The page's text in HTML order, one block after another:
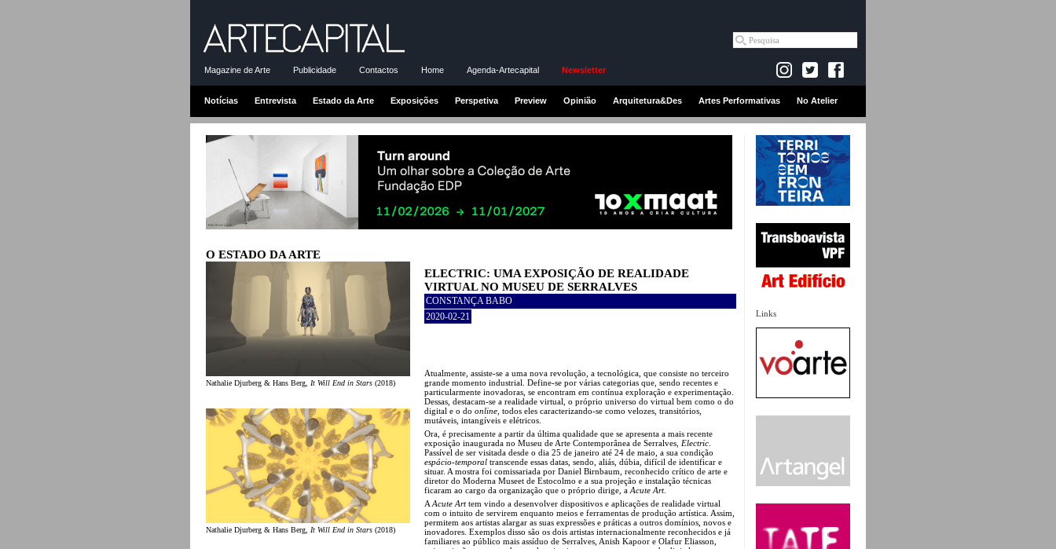
Magazine de Arte Publicidade Contactos Home Agenda-Artecapital Newsletter
Notícias Entrevista Estado da Arte Exposições Perspetiva Preview Opinião Arquitetura&Des Artes Performativas No Atelier
Links
O ESTADO DA ARTE
Nathalie Djurberg & Hans Berg, It Will End in Stars (2018)
Nathalie Djurberg & Hans Berg, It Will End in Stars (2018)
ELECTRIC: UMA EXPOSIÇÃO DE REALIDADE
VIRTUAL NO MUSEU DE SERRALVES
CONSTANÇA BABO
2020-02-21
Atualmente, assiste-se a uma nova revolução, a tecnológica, que consiste no terceiro
grande momento industrial. Define-se por várias categorias que, sendo recentes e
particularmente inovadoras, se encontram em contínua exploração e experimentação.
Dessas, destacam-se a realidade virtual, o próprio universo do virtual bem como o do
digital e o do online , todos eles caracterizando-se como velozes, transitórios,
mutáveis, intangíveis e elétricos.
Ora, é precisamente a partir da última qualidade que se apresenta a mais recente
exposição inaugurada no Museu de Arte Contemporânea de Serralves, Electric
Passível de ser visitada desde o dia 25 de janeiro até 24 de maio, a sua condição
espácio-temporal transcende essas datas, sendo, aliás, dúbia, difícil de identificar e
situar. A mostra foi comissariada por Daniel Birnbaum, reconhecido crítico de arte e
diretor do Moderna Museet de Estocolmo e a sua projeção e instalação técnicas
ficaram ao cargo da organização que o próprio dirige, a Acute Art.
A Acute Arttem vindo a desenvolver dispositivos e aplicações de realidade virtual
com o intuito de servirem enquanto meios e ferramentas de produção artística. Assim,
permitem aos artistas alargar as suas expressões e práticas a outros domínios, novos e
inovadores. Exemplos disso são os dois artistas internacionalmente reconhecidos e já
familiares ao público mais assíduo de Serralves, Anish Kapoor e Olafur Eliasson,